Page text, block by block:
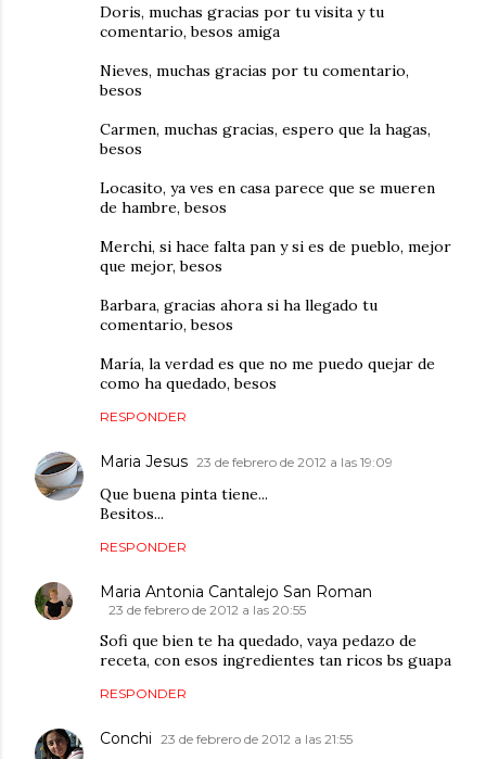
Doris, muchas gracias por tu visita y tu
comentario, besos amiga
Nieves, muchas gracias por tu comentario,
besos
Carmen, muchas gracias, espero que la hagas,
besos
Locasito, ya ves en casa parece que se mueren
de hambre, besos
Merchi, si hace falta pan y si es de pueblo, mejor
que mejor, besos
Barbara, gracias ahora si ha llegado tu
comentario, besos
María, la verdad es que no me puedo quejar de
como ha quedado, besos
RESPONDER
Maria Jesus 23 de febrero de 2012 a las 19:09
Que buena pinta tiene...
Besitos...
RESPONDER
Maria Antonia Cantalejo San Roman
23 de febrero de 2012 a las 20:55
Sofi que bien te ha quedado, vaya pedazo de
receta, con esos ingredientes tan ricos bs guapa
RESPONDER
Conchi 23 de febrero de 2012 a las 21:55